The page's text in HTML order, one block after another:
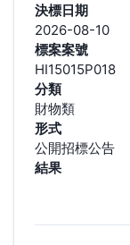
決標日期
2026-08-10
標案案號
HI15015P018
分類
財物類
形式
公開招標公告
結果